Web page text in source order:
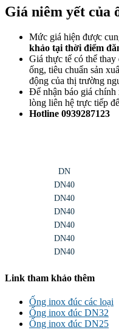
Giá niêm yết của
Mức giá hiện được
khảo tại thời điểm
Giá thực tế có thể
ống, tiêu chuẩn sản
động của thị trường
Để nhận báo giá chính
lòng liên hệ trực tiếp
Hotline 0939287123
DN
DN40
DN40
DN40
DN40
DN40
DN40
Link tham khảo thêm
Ống inox đúc các loại
Ống inox đúc DN32
Ống inox đúc DN25